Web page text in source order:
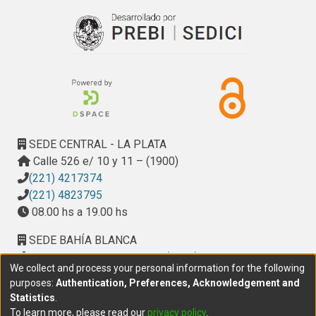
SEDE CENTRAL - LA PLATA
Calle 526 e/ 10 y 11 – (1900)
(221) 4217374
(221) 4823795
08.00 hs a 19.00 hs
SEDE BAHÍA BLANCA
Calle Ciudad de Cali 320 – (8000). Universidad
Provincial del Sudoeste (UPSO)
(291) 459 2550, interno 147
10.00 h a 14.00 h
We collect and process your personal information for the following
purposes: Authentication, Preferences, Acknowledgement and
Statistics
To learn more, please read ourprivacy policy.